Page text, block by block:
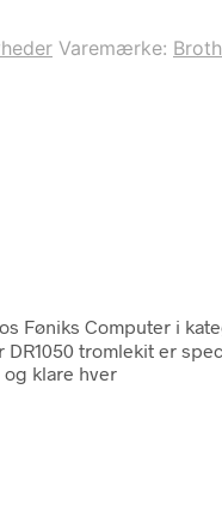
Varemærke:
Føniks Computer i
tromlekit er
klare hver